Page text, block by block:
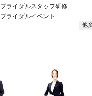
ブライダルスタッフ研修
ブライダルイベント
他